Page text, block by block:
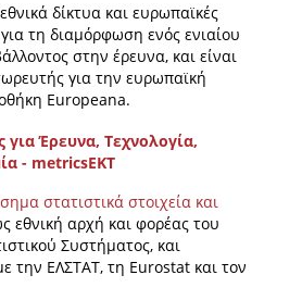
δίκτυα και ευρωπαϊκές
τη διαμόρφωση ενός ενιαίου
στην έρευνα, και είναι
για την ευρωπαϊκή
Europeana.
για Έρευνα, Τεχνολογία,
- metricsEKT
στατιστικά στοιχεία και
εθνική αρχή και φορέας του
Συστήματος, και
την ΕΛΣΤΑΤ, τη Eurostat και τον